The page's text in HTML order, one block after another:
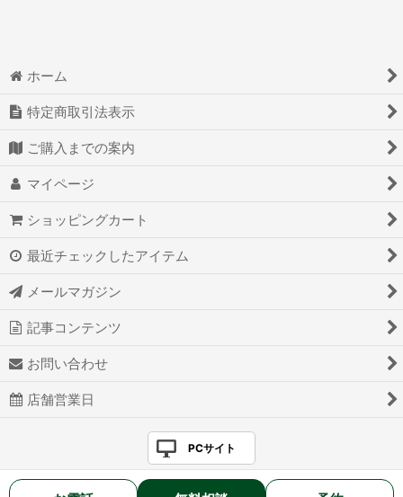
ホーム
特定商取引法表示
ご購入までの案内
マイページ
ショッピングカート
最近チェックしたアイテム
メールマガジン
記事コンテンツ
お問い合わせ
店舗営業日
PCサイト